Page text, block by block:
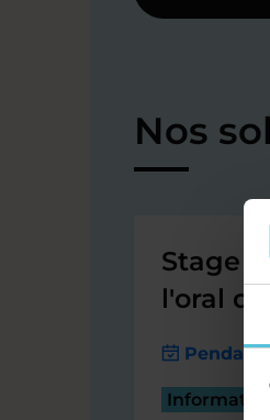
Nos
Stage
l'oral de
Pendant